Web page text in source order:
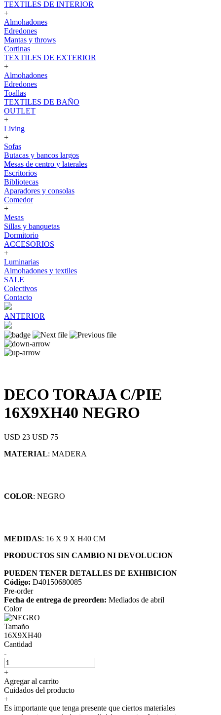
TEXTILES DE INTERIOR
+
Almohadones
Edredones
Mantas y throws
Cortinas
TEXTILES DE EXTERIOR
+
Almohadones
Edredones
Toallas
TEXTILES DE BAÑO
OUTLET
+
Living
+
Sofas
Butacas y bancos largos
Mesas de centro y laterales
Escritorios
Bibliotecas
Aparadores y consolas
Comedor
+
Mesas
Sillas y banquetas
Dormitorio
ACCESORIOS
+
Luminarias
Almohadones y textiles
SALE
Colectivos
Contacto
ANTERIOR
DECO TORAJA C/PIE
16X9XH40 NEGRO
USD 23 USD 75
MATERIAL: MADERA
COLOR: NEGRO
MEDIDAS: 16 X 9 X H40 CM
PRODUCTOS SIN CAMBIO NI DEVOLUCION
PUEDEN TENER DETALLES DE EXHIBICION
Código: D40150680085
Pre-order
Fecha de entrega de preorden: Mediados de abril
Color
Tamaño
16X9XH40
Cantidad
-
+
Agregar al carrito
Cuidados del producto
+
Es importante que tenga presente que ciertos materiales